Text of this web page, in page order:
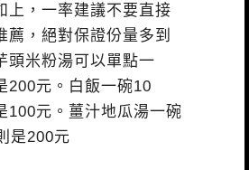
上，一率建議不要直接
薦，絕對保證份量多到
頭米粉湯可以單點一
200元。白飯一碗10
100元。薑汁地瓜湯一碗
是200元